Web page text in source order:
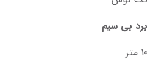
برد بی سیم
10 متر